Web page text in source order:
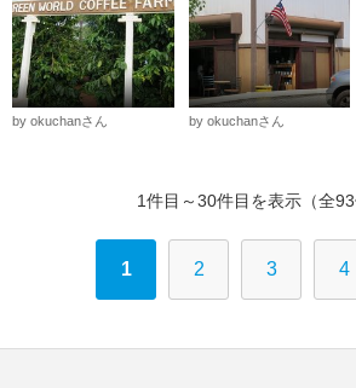
by okuchanさん by okuchanさん
1件目～30件目を表示（全93
1 2 3 4